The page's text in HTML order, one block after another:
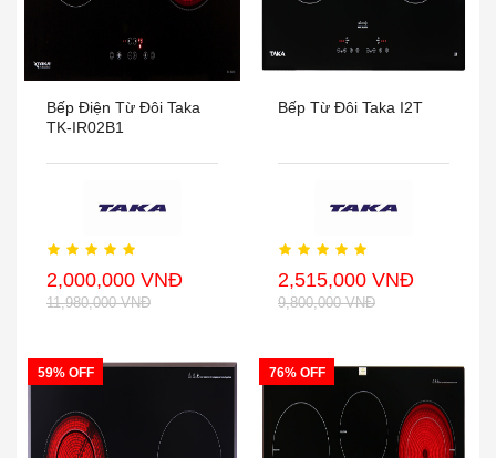
Bếp Điện Từ Đôi Taka
TK-IR02B1
2,000,000 VNĐ
11,980,000 VNĐ
Bếp Từ Đôi Taka I2T
2,515,000 VNĐ
9,800,000 VNĐ
59% OFF 76% OFF